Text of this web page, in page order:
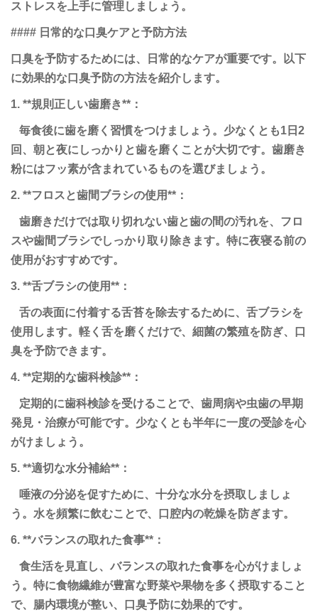
ストレスを上手に管理しましょう。
#### 日常的な口臭ケアと予防方法
口臭を予防するためには、日常的なケアが重要です。以下
に効果的な口臭予防の方法を紹介します。
1. **規則正しい歯磨き**：
毎食後に歯を磨く習慣をつけましょう。少なくとも1日2
回、朝と夜にしっかりと歯を磨くことが大切です。歯磨き
粉にはフッ素が含まれているものを選びましょう。
2. **フロスと歯間ブラシの使用**：
歯磨きだけでは取り切れない歯と歯の間の汚れを、フロ
スや歯間ブラシでしっかり取り除きます。特に夜寝る前の
使用がおすすめです。
3. **舌ブラシの使用**：
舌の表面に付着する舌苔を除去するために、舌ブラシを
使用します。軽く舌を磨くだけで、細菌の繁殖を防ぎ、口
臭を予防できます。
4. **定期的な歯科検診**：
定期的に歯科検診を受けることで、歯周病や虫歯の早期
発見・治療が可能です。少なくとも半年に一度の受診を心
がけましょう。
5. **適切な水分補給**：
唾液の分泌を促すために、十分な水分を摂取しましょ
う。水を頻繁に飲むことで、口腔内の乾燥を防ぎます。
6. **バランスの取れた食事**：
食生活を見直し、バランスの取れた食事を心がけましょ
う。特に食物繊維が豊富な野菜や果物を多く摂取すること
で、腸内環境が整い、口臭予防に効果的です。